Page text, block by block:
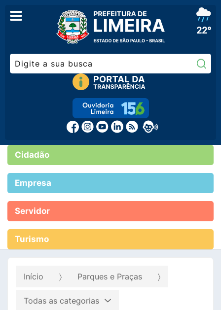
22°
Cidadão
Empresa
Servidor
Turismo
Início Parques e Praças
Todas as categorias